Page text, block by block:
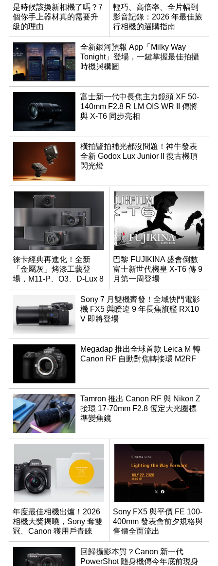
是時候該換新相機了嗎？7
個你手上器材真的需要升
級的理由
輕巧、高倍率、全片幅到
影音記錄：2026 年最佳旅
行相機的選購指南
全新銀河預報 App「Milky Way
Tonight」登場，一鍵掌握最佳拍攝
時機與構圖
富士新一代中長焦主力鏡頭 XF 50-
140mm F2.8 R LM OIS WR II 傳將
與 X-T6 同步亮相
橫拍豎拍補光都沒問題！神牛發表
全新 Godox Lux Junior II 復古機頂
閃光燈
徠卡經典再進化！全新
「金屬灰」烤漆工藝登
場，M11-P、Q3、D-Lux 8
領銜換裝
巴黎 FUJIKINA 盛會倒數
富士新世代機皇 X-T6 傳 9
月第一周登場
Sony 7 月雙機齊發！全域快門電影
機 FX5 與睽違 9 年長焦旗艦 RX10
V 即將登場
Megadap 推出全球首款 Leica M 轉
Canon RF 自動對焦轉接環 M2RF
Tamron 推出 Canon RF 與 Nikon Z
接環 17-70mm F2.8 恆定大光圈標
準變焦鏡
年度最佳相機出爐！2026
相機大獎揭曉，Sony 奪雙
冠、Canon 獲用戶青睞
Sony FX5 與平價 FE 100-
400mm 發表會前夕規格與
售價全面流出
回歸攝影本質？Canon 新一代
PowerShot 隨身機傳今年底前現身